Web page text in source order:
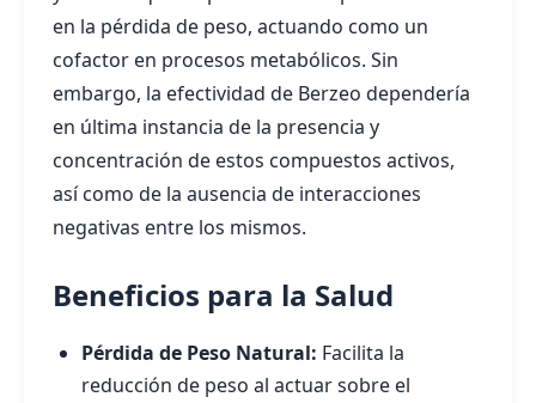
en la pérdida de peso, actuando como un
cofactor en procesos metabólicos. Sin
embargo, la efectividad de Berzeo dependería
en última instancia de la presencia y
concentración de estos compuestos activos,
así como de la ausencia de interacciones
negativas entre los mismos.
Beneficios para la Salud
Pérdida de Peso Natural: Facilita la
reducción de peso al actuar sobre el